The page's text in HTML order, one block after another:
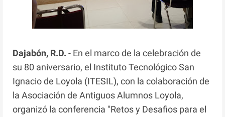
Dajabón, R.D. - En el marco de la celebración de
su 80 aniversario, el Instituto Tecnológico San
Ignacio de Loyola (ITESIL), con la colaboración de
la Asociación de Antiguos Alumnos Loyola,
organizó la conferencia "Retos y Desafios para el